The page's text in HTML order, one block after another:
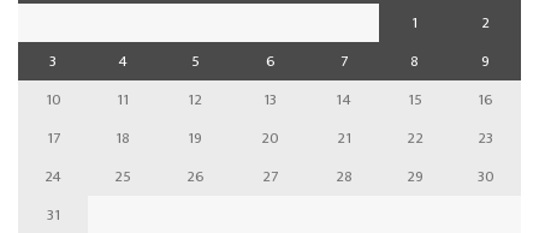
1
2
3
4 5 6 7 8
9
10
11 12 13 14 15
16
17
18 19 20 21 22
23
24
25 26 27 28 29
30
31